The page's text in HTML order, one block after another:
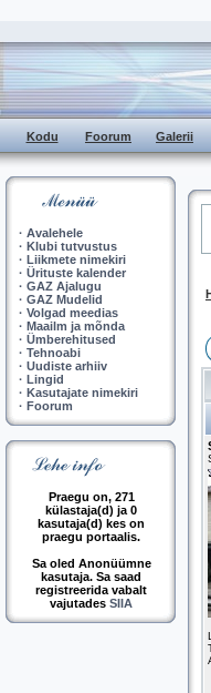
Kodu Foorum Galerii
· Avalehele
· Klubi tutvustus
· Liikmete nimekiri
· Ürituste kalender
· GAZ Ajalugu
· GAZ Mudelid
· Volgad meedias
· Maailm ja mõnda
· Ümberehitused
· Tehnoabi
· Uudiste arhiiv
· Lingid
· Kasutajate nimekiri
· Foorum
Praegu on, 271
külastaja(d) ja 0
kasutaja(d) kes on
praegu portaalis.
Sa oled Anonüümne
kasutaja. Sa saad
registreerida vabalt
vajutades SIIA